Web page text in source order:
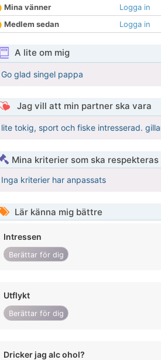
Mina vänner
Logga in
Medlem sedan
Logga in
A lite om mig
Go glad singel pappa
Jag vill att min partner ska vara
lite tokig, sport och fiske intresserad.
Mina kriterier som ska respekteras
Inga kriterier har anpassats
Lär känna mig bättre
Intressen
Berättar för dig
Utflykt
Berättar för dig
Dricker jag alc ohol?